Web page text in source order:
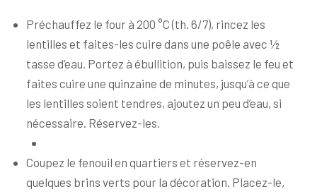
Préchauffez le four à 200 °C (th. 6/7), rincez les
lentilles et faites-les cuire dans une poêle avec ½
tasse d’eau. Portez à ébullition, puis baissez le feu et
faites cuire une quinzaine de minutes, jusqu’à ce que
les lentilles soient tendres, ajoutez un peu d’eau, si
nécessaire. Réservez-les.
Coupez le fenouil en quartiers et réservez-en
quelques brins verts pour la décoration. Placez-le,